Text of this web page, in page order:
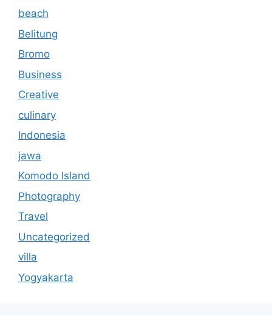
beach
Belitung
Bromo
Business
Creative
culinary
Indonesia
jawa
Komodo Island
Photography
Travel
Uncategorized
villa
Yogyakarta